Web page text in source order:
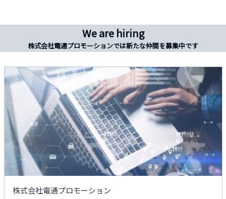
We are hiring
株式会社電通プロモーションでは新たな仲間を募集中です
株式会社電通プロモーション